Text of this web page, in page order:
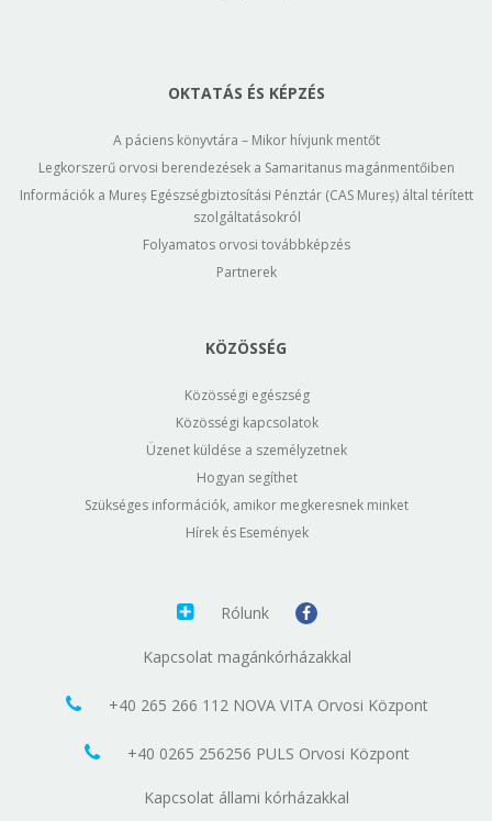
OKTATÁS ÉS KÉPZÉS
A páciens könyvtára – Mikor hívjunk mentőt
Legkorszerű orvosi berendezések a Samaritanus magánmentőiben
Információk a Mureș Egészségbiztosítási Pénztár (CAS Mureș) által térített
szolgáltatásokról
Folyamatos orvosi továbbképzés
Partnerek
KÖZÖSSÉG
Közösségi egészség
Közösségi kapcsolatok
Üzenet küldése a személyzetnek
Hogyan segíthet
Szükséges információk, amikor megkeresnek minket
Hírek és Események
Rólunk
Kapcsolat magánkórházakkal
+40 265 266 112 NOVA VITA Orvosi Központ
+40 0265 256256 PULS Orvosi Központ
Kapcsolat állami kórházakkal